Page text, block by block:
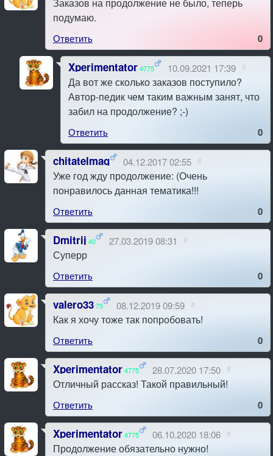
подумаю.
Ответить 0
Xperimentator4775 10.09.2021 17:39 #
Да вот же сколько заказов поступило?
Автор-педик чем таким важным занят, что
забил на продолжение? ;-)
Ответить 0
chitatelmag 04.12.2017 02:55 #
Уже год жду продолжение: (Очень
понравилось данная тематика!!!
Ответить 0
Dmitrij 40 27.03.2019 08:31 #
Суперр
Ответить 0
valero3375 08.12.2019 09:59 #
Как я хочу тоже так попробовать!
Ответить 0
Xperimentator4775 28.07.2020 17:50 #
Отличный рассказ! Такой правильный!
Ответить 0
Xperimentator4775 06.10.2020 18:06 #
Продолжение обязательно нужно!